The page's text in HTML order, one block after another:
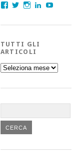
Facebook
Twitter
Instagram
LinkedIn
YouTube
TUTTI GLI
ARTICOLI
Tutti
gli